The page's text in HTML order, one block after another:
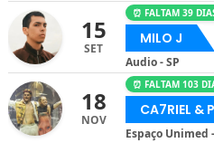
15
SET
⏰ FALTAM 39
MILO J
Audio - SP
18
NOV
⏰ FALTAM 103
CA7RIEL &
Espaço Unimed